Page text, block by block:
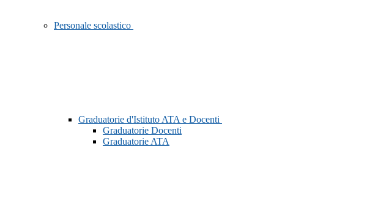
Personale scolastico
Graduatorie d'Istituto ATA e Docenti
Graduatorie Docenti
Graduatorie ATA